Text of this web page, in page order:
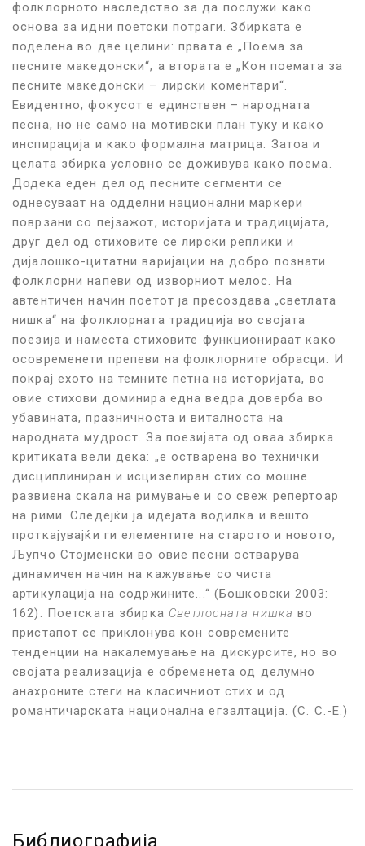
фолклорното наследство за да послужи како
основа за идни поетски потраги. Збирката е
поделена во две целини: првата е „Поема за
песните македонски“, а втората е „Кон поемата за
песните македонски – лирски коментари“.
Евидентно, фокусот е единствен – народната
песна, но не само на мотивски план туку и како
инспирација и како формална матрица. Затоа и
целата збирка условно се доживува како поема.
Додека еден дел од песните сегменти се
однесуваат на одделни национални маркери
поврзани со пејзажот, историјата и традицијата,
друг дел од стиховите се лирски реплики и
дијалошко-цитатни варијации на добро познати
фолклорни напеви од изворниот мелос. На
автентичен начин поетот ја пресоздава „светлата
нишка“ на фолклорната традиција во својата
поезија и наместа стиховите функционираат како
осовременети препеви на фолклорните обрасци. И
покрај ехото на темните петна на историјата, во
овие стихови доминира една ведра доверба во
убавината, празничноста и виталноста на
народната мудрост. За поезијата од оваа збирка
критиката вели дека: „е остварена во технички
дисциплиниран и исцизелиран стих со мошне
развиена скала на римување и со свеж репертоар
на рими. Следејќи ја идејата водилка и вешто
проткајувајќи ги елементите на старото и новото,
Љупчо Стојменски во овие песни остварува
динамичен начин на кажување со чиста
артикулација на содржините...“ (Бошковски 2003:
162). Поетската збирка Светлосната нишкаво
пристапот се приклонува кон современите
тенденции на накалемување на дискурсите, но во
својата реализација е обременета од делумно
анахроните стеги на класичниот стих и од
романтичарската национална егзалтација. (С. С.-Е.)
Библиографија